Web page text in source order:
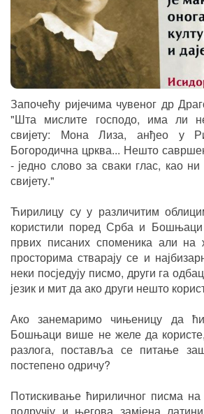
Започећу ријечима чувеног др
"Шта мислите господо, има ли
свијету: Мона Лиза, анђео у
Богородична црква... Нешто
- једно слово за сваки глас, као ни
свијету."
Ћирилицу су у различитим
користили поред Срба и
првих писаних споменика али
просторима стварају се и
неки посједују писмо, други га
језик и мит да ако други нешто
Ако занемаримо чињеницу да
Бошњаци више не желе да користе,
разлога, поставља се питање
постепено одричу?
Потискивање ћириличног писма